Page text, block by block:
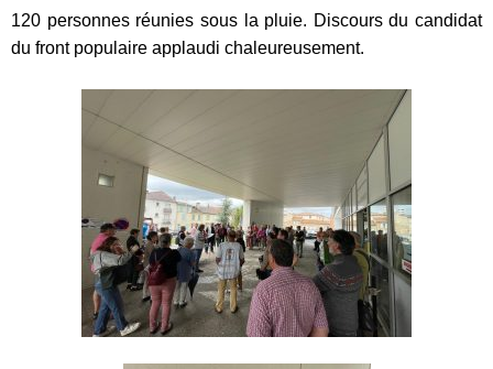
120 personnes réunies sous la pluie. Discours du candidat
du front populaire applaudi chaleureusement.